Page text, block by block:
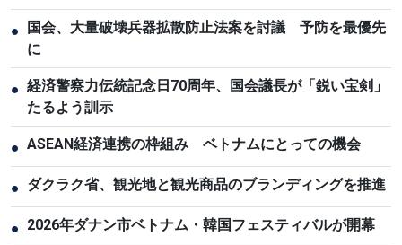
●
国会、大量破壊兵器拡散防止法案を討議 予防を最優先
に
● 経済警察力伝統記念日70周年、国会議長が「鋭い宝剣」
たるよう訓示
● ASEAN経済連携の枠組み ベトナムにとっての機会
● ダクラク省、観光地と観光商品のブランディングを推進
● 2026年ダナン市ベトナム・韓国フェスティバルが開幕